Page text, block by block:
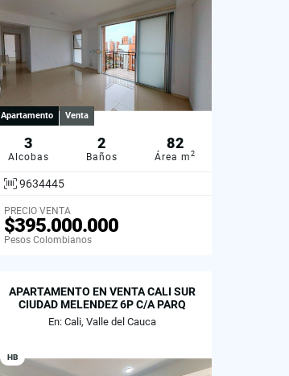
Apartamento Venta
3
Alcobas
2
Baños
82
Área m 2
9634445
PRECIO VENTA
$395.000.000
Pesos Colombianos
APARTAMENTO EN VENTA CALI SUR
CIUDAD MELENDEZ 6P C/A PARQ
En: Cali, Valle del Cauca
HB